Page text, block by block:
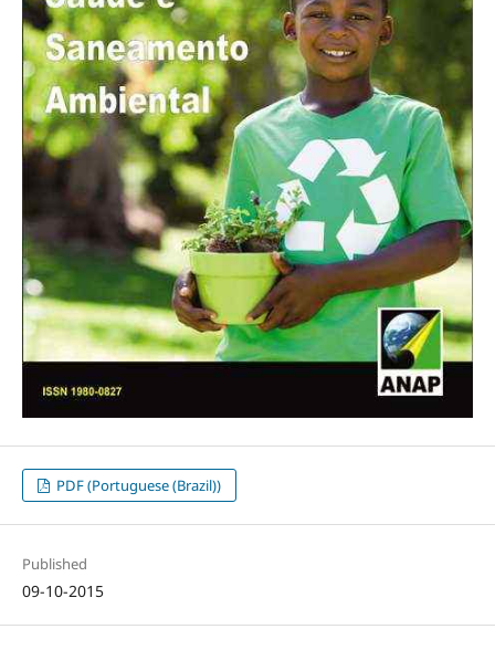
PDF (Portuguese (Brazil))
Published
09-10-2015